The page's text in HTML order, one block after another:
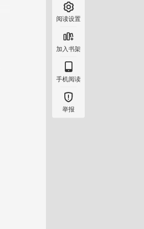

阅读设置

加入书架

手机阅读

举报